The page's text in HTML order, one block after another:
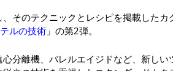
そのテクニックとレシピを掲載したカ
ルの技術 」の第2弾。
分離機、バレルエイジドなど、新し